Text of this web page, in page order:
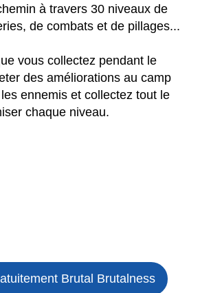
à travers 30 niveaux de
de combats et de pillages...
vous collectez pendant le
des améliorations au camp
ennemis et collectez tout le
chaque niveau.
Brutal Brutalness